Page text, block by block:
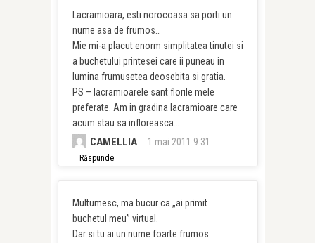
Lacramioara, esti norocoasa sa porti un
nume asa de frumos…
Mie mi-a placut enorm simplitatea tinutei si
a buchetului printesei care ii puneau in
lumina frumusetea deosebita si gratia.
PS – lacramioarele sant florile mele
preferate. Am in gradina lacramioare care
acum stau sa infloreasca…
CAMELLIA 1 mai 2011 9:31
Răspunde
Multumesc, ma bucur ca „ai primit
buchetul meu” virtual.
Dar si tu ai un nume foarte frumos